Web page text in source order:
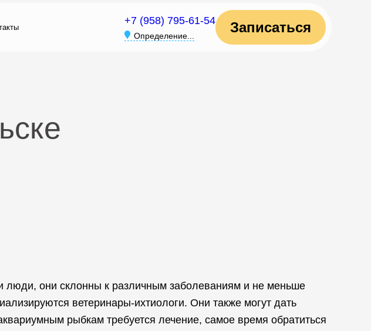
+7 (958) 795-61-54
Определение...
Записаться
люди, они склонны к различным заболеваниям и не меньше
ветеринары-ихтиологи. Они также могут дать
рыбкам требуется лечение, самое время обратиться